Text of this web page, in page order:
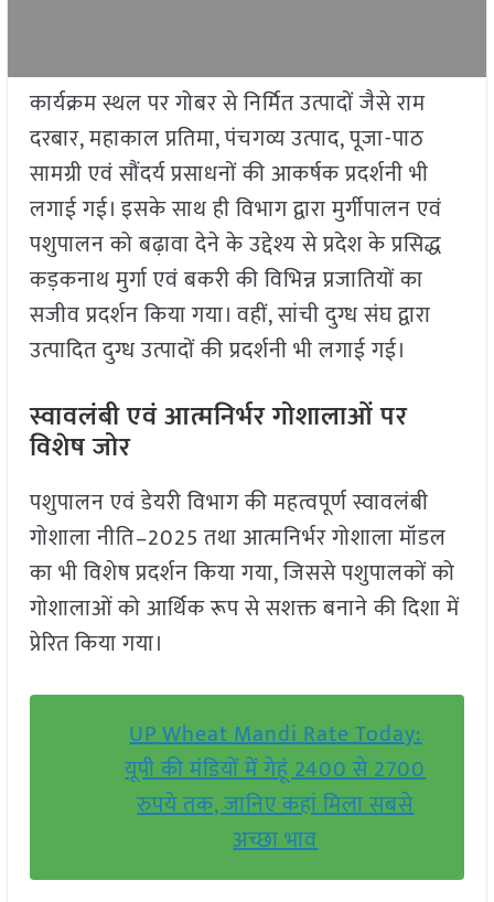
कार्यक्रम स्थल पर गोबर से निर्मित उत्पादों जैसे राम
दरबार, महाकाल प्रतिमा, पंचगव्य उत्पाद, पूजा-पाठ
सामग्री एवं सौंदर्य प्रसाधनों की आकर्षक प्रदर्शनी भी
लगाई गई। इसके साथ ही विभाग द्वारा मुर्गीपालन एवं
पशुपालन को बढ़ावा देने के उद्देश्य से प्रदेश के प्रसिद्ध
कड़कनाथ मुर्गा एवं बकरी की विभिन्न प्रजातियों का
सजीव प्रदर्शन किया गया। वहीं, सांची दुग्ध संघ द्वारा
उत्पादित दुग्ध उत्पादों की प्रदर्शनी भी लगाई गई।
स्वावलंबी एवं आत्मनिर्भर गोशालाओं पर
विशेष जोर
पशुपालन एवं डेयरी विभाग की महत्वपूर्ण स्वावलंबी
गोशाला नीति–2025 तथा आत्मनिर्भर गोशाला मॉडल
का भी विशेष प्रदर्शन किया गया, जिससे पशुपालकों को
गोशालाओं को आर्थिक रूप से सशक्त बनाने की दिशा में
प्रेरित किया गया।
UP Wheat Mandi Rate Today:
यूपी की मंडियों में गेहूं 2400 से 2700
रुपये तक, जानिए कहां मिला सबसे
अच्छा भाव